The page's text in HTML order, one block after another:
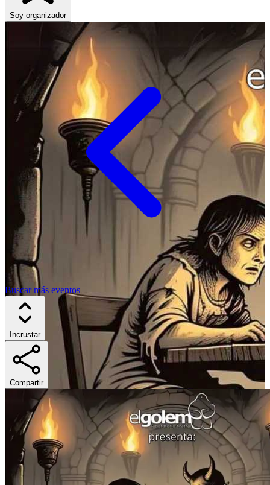
Soy organizador
Buscar más eventos
Incrustar
Compartir